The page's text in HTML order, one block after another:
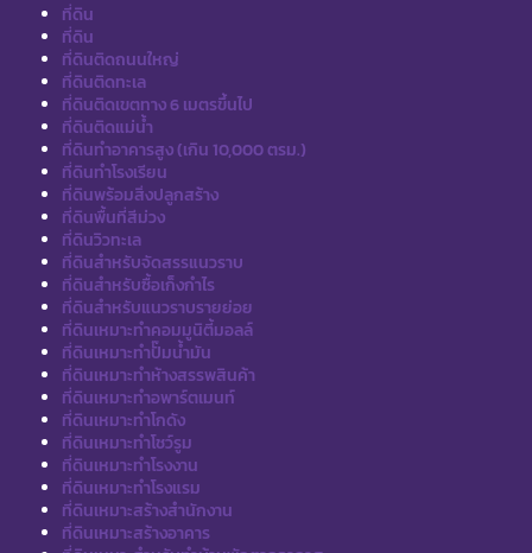
ที่ดิน
ที่ดิน
ที่ดินติดถนนใหญ่
ที่ดินติดทะเล
ที่ดินติดเขตทาง 6 เมตรขึ้นไป
ที่ดินติดแม่น้ำ
ที่ดินทำอาคารสูง (เกิน 10,000 ตรม.)
ที่ดินทำโรงเรียน
ที่ดินพร้อมสิ่งปลูกสร้าง
ที่ดินพื้นที่สีม่วง
ที่ดินวิวทะเล
ที่ดินสำหรับจัดสรรแนวราบ
ที่ดินสำหรับซื้อเก็งกำไร
ที่ดินสำหรับแนวราบรายย่อย
ที่ดินเหมาะทำคอมมูนิตี้มอลล์
ที่ดินเหมาะทำปั๊มน้ำมัน
ที่ดินเหมาะทำห้างสรรพสินค้า
ที่ดินเหมาะทำอพาร์ตเมนท์
ที่ดินเหมาะทำโกดัง
ที่ดินเหมาะทำโชว์รูม
ที่ดินเหมาะทำโรงงาน
ที่ดินเหมาะทำโรงแรม
ที่ดินเหมาะสร้างสำนักงาน
ที่ดินเหมาะสร้างอาคาร